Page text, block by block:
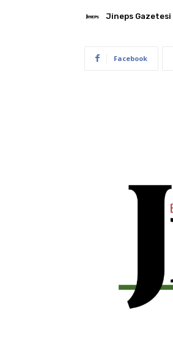
Jineps Gazetesi
Facebook